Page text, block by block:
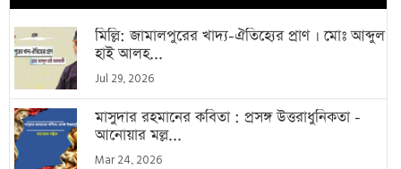
মিল্লি: জামালপুরের খাদ্য-ঐতিহ্যের প্রাণ । মোঃ আব্দুল
হাই আলহ...
Jul 29, 2026
মাসুদার রহমানের কবিতা : প্রসঙ্গ উত্তরাধুনিকতা -
আনোয়ার মল্ল...
Mar 24, 2026